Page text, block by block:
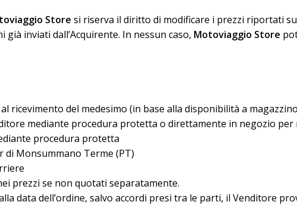
Store si riserva il diritto di modificare i prezzi riportati
inviati dall’Acquirente. In nessun caso, Motoviaggio Store
ricevimento del medesimo (in base alla disponibilità a
mediante procedura protetta o direttamente in negozio per
procedura protetta
di Monsummano Terme (PT)
prezzi se non quotati separatamente.
data dell’ordine, salvo accordi presi tra le parti, il Venditore